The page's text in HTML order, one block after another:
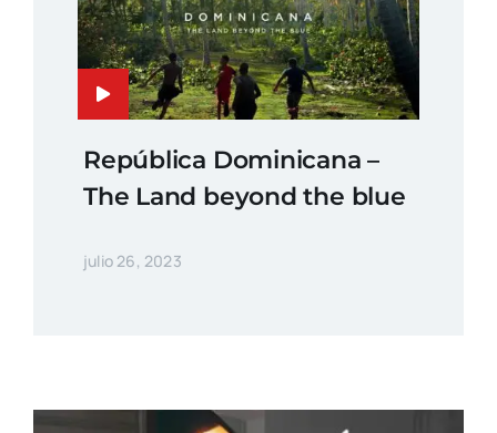
República Dominicana –
The Land beyond the blue
julio 26, 2023